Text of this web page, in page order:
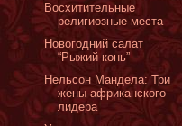
Восхитительные
религиозные места
Новогодний салат
“Рыжий конь”
Нельсон Мандела: Три
жены африканского
лидера